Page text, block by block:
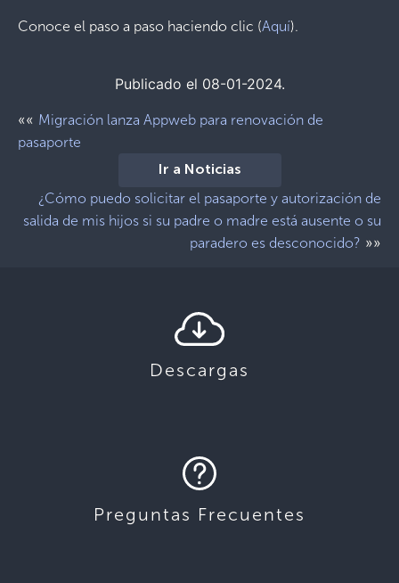
Conoce el paso a paso haciendo clic (Aquí).
Publicado el 08-01-2024.
«« Migración lanza Appweb para renovación de
pasaporte
Ir a Noticias
¿Cómo puedo solicitar el pasaporte y autorización de
salida de mis hijos si su padre o madre está ausente o su
paradero es desconocido? »»
Descargas
Preguntas Frecuentes